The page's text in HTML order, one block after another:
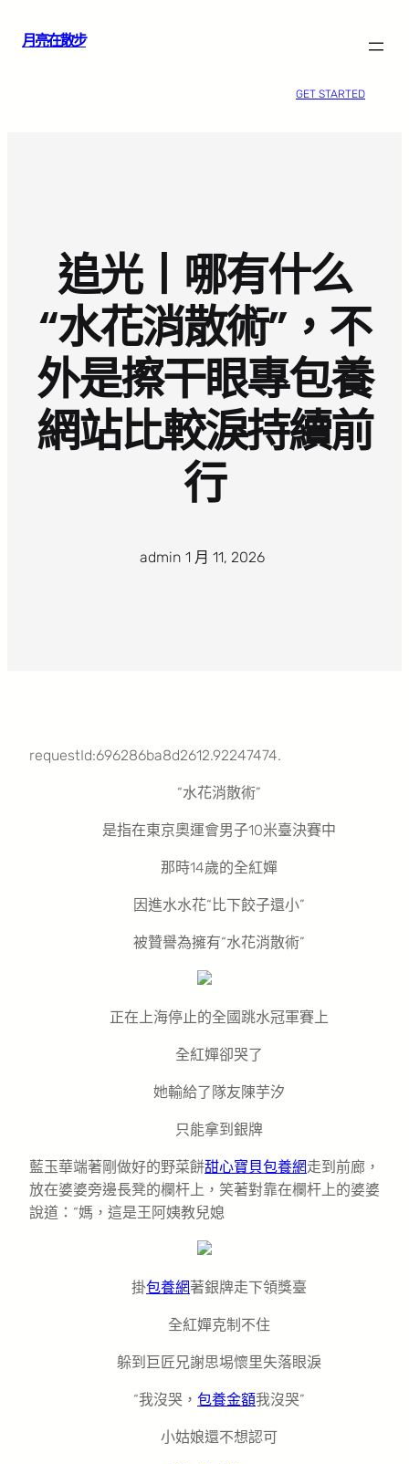
月亮在散步
GET STARTED
追光丨哪有什么
“水花消散術”，不
外是擦干眼專包養
網站比較淚持續前
行
admin 1 月 11, 2026
requestId:696286ba8d2612.92247474.
“水花消散術”
是指在東京奧運會男子10米臺決賽中
那時14歲的全紅嬋
因進水水花“比下餃子還小”
被贊譽為擁有“水花消散術”
正在上海停止的全國跳水冠軍賽上
全紅嬋卻哭了
她輸給了隊友陳芋汐
只能拿到銀牌
藍玉華端著剛做好的野菜餅甜心寶貝包養網走到前廊，
放在婆婆旁邊長凳的欄杆上，笑著對靠在欄杆上的婆婆
說道：“媽，這是王阿姨教兒媳
掛包養網著銀牌走下領獎臺
全紅嬋克制不住
躲到巨匠兄謝思埸懷里失落眼淚
“我沒哭， 包養金額我沒哭”
小姑娘還不想認可